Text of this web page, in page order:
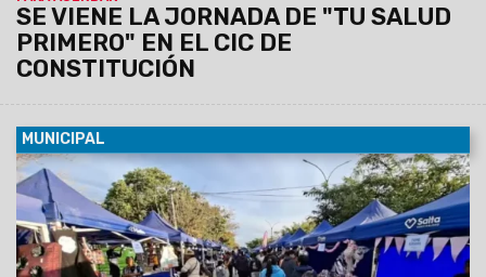
SE VIENE LA JORNADA DE "TU SALUD
PRIMERO" EN EL CIC DE
CONSTITUCIÓN
MUNICIPAL
07/08/2026 La actividad se llevará a cabo el sábado 8 de
agosto, de 12 a 19 horas, en barrio Grand Bourg. Se espera
una gran convocatoría, ya que habrá 110 emprendedores y el
precio máximo permitido por producto o combo será de
$20.000.